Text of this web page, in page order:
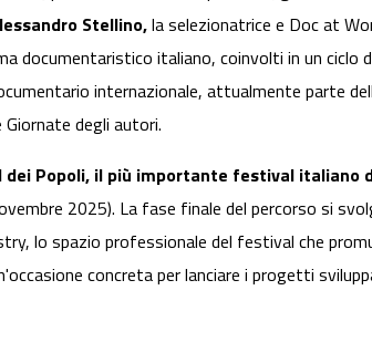
Stellino,la selezionatrice e Doc at
documentaristico italiano, coinvolti in un ciclo
internazionale, attualmente parte
degli autori.
dei Popoli, il più importante festival italiano
2025). La fase finale del percorso si
lo spazio professionale del festival che
concreta per lanciare i progetti